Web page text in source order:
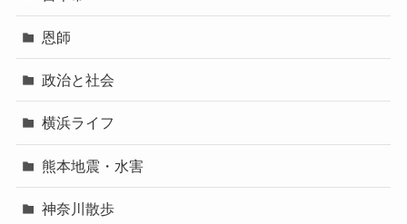
恩師
政治と社会
横浜ライフ
熊本地震・水害
神奈川散歩